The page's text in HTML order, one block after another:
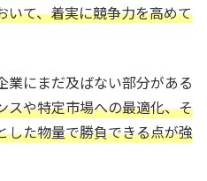
いて、着実に競争力を高めて
業にまだ及ばない部分がある
スや特定市場への最適化、そ
した物量で勝負できる点が強